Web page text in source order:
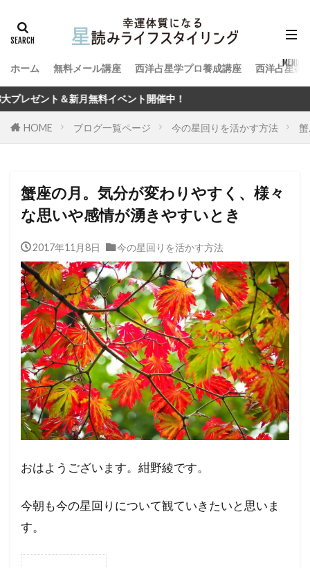
ホーム 無料メール講座 西洋占星学プロ養成講座 西洋占星術
ベント開催中！
HOME ブログ一覧ページ 今の星回りを活かす方法
蟹座の月。気分が変わりやすく、様々
な思いや感情が湧きやすいとき
2017年11月8日 今の星回りを活かす方法
おはようございます。紺野綾です。
今朝も今の星回りについて観ていきたいと思いま
す。